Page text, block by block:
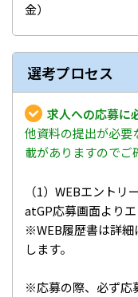
金）
選考プロセス
求人への応募に
他資料の提出が必要
載がありますのでご
（1）WEBエントリ
atGP応募画面よりエ
※WEB履歴書は詳細
します。
※応募の際、必ず応